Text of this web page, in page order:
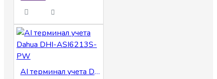
AI терминал учета Dahua DHI-ASI6213S-PW